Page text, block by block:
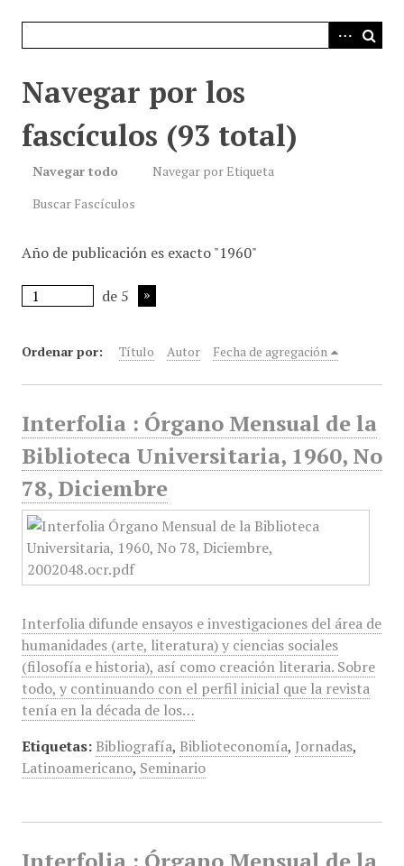
Navegar por los
fascículos (93 total)
Navegar todo
Navegar por Etiqueta
Buscar Fascículos
Año de publicación es exacto "1960"
de 5
Ordenar por: Título Autor Fecha de agregación
Interfolia : Órgano Mensual de la
Biblioteca Universitaria, 1960, No
78, Diciembre
Interfolia difunde ensayos e investigaciones del área de
humanidades (arte, literatura) y ciencias sociales
(filosofía e historia), así como creación literaria. Sobre
todo, y continuando con el perfil inicial que la revista
tenía en la década de los…
Etiquetas: Bibliografía, Biblioteconomía, Jornadas,
Latinoamericano, Seminario